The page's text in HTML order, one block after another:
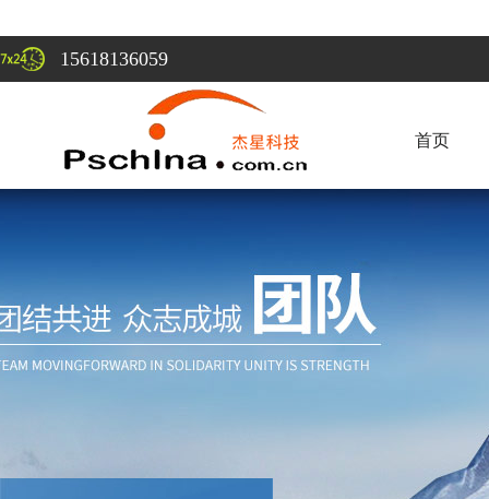
15618136059
首页